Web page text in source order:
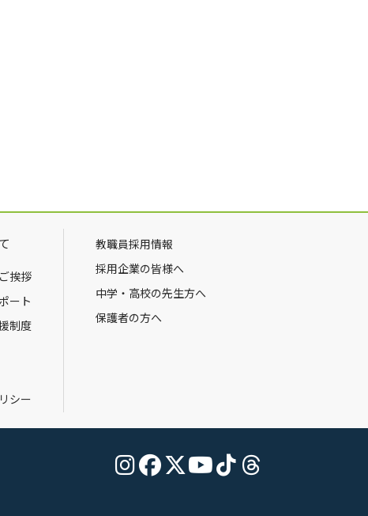
挨拶
ート
制度
シー
教職員採用情報
採用企業の皆様へ
中学・高校の先生方へ
保護者の方へ